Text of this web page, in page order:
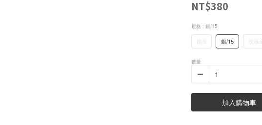
NT$380
規格 : 銀/15
銀/6 銀/15 玫瑰
數量
加入購物車